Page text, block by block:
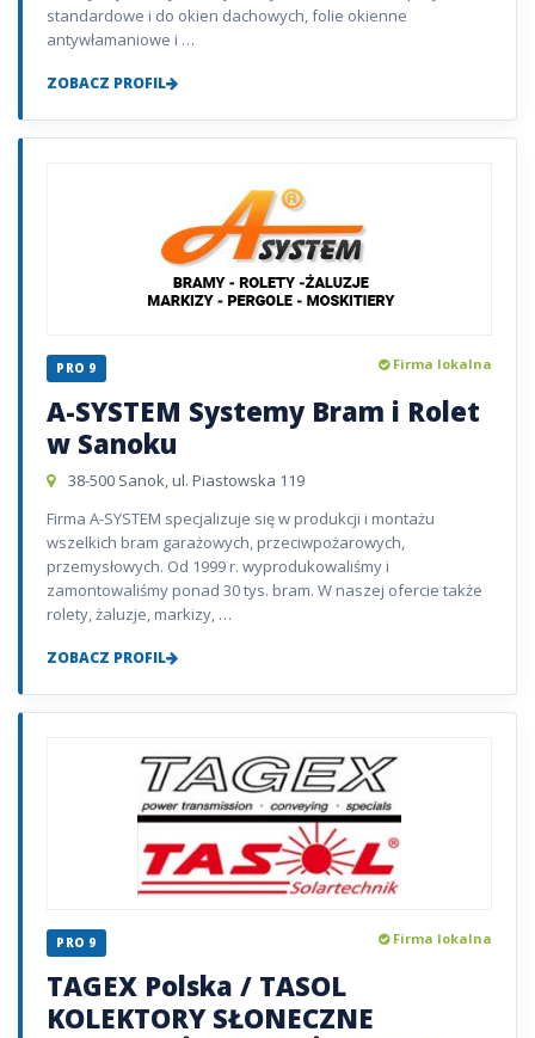
standardowe i do okien dachowych, folie okienne
antywłamaniowe i …
ZOBACZ PROFIL
PRO 9 Firma lokalna
A-SYSTEM Systemy Bram i Rolet
w Sanoku
38-500 Sanok, ul. Piastowska 119
Firma A-SYSTEM specjalizuje się w produkcji i montażu
wszelkich bram garażowych, przeciwpożarowych,
przemysłowych. Od 1999 r. wyprodukowaliśmy i
zamontowaliśmy ponad 30 tys. bram. W naszej ofercie także
rolety, żaluzje, markizy, …
ZOBACZ PROFIL
PRO 9 Firma lokalna
TAGEX Polska / TASOL
KOLEKTORY SŁONECZNE